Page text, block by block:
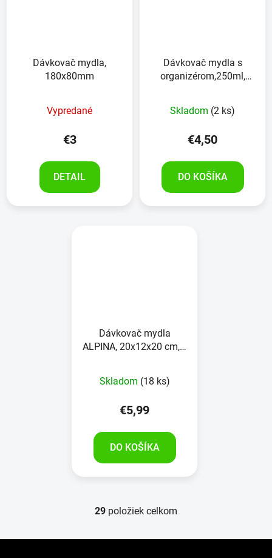
Dávkovač mydla,
180x80mm
Vypredané
€3
DETAIL
Dávkovač mydla s
organizérom,250ml,
Skladom (2 ks)
€4,50
DO KOŠÍKA
Dávkovač mydla
ALPINA, 20x12x20 cm, s
Skladom (18 ks)
€5,99
DO KOŠÍKA
O
l
29 položiek celkom